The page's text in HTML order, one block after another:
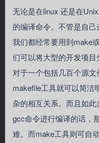
无论是在linux 还是在
的编译命令。不管是自
我们都经常要用到make
们可以将大型的开发项目
对于一个包括几百个源
makefile工具就可以简洁
杂的相互关系。而且如
gcc命令进行编译的话，
难。而make工具则可自